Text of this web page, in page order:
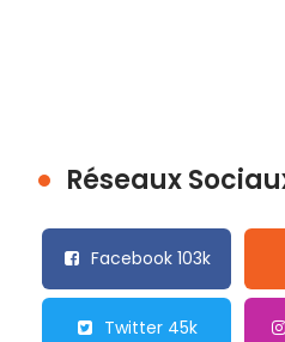
Réseaux
Facebook 103k
Twitter 45k